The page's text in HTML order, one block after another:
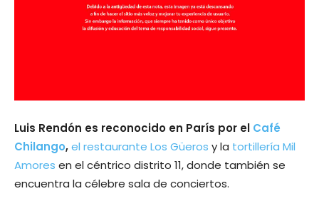
Luis Rendón es reconocido en París por el Café
Chilango,el restaurante Los Güeros y la tortillería Mil
Amores en el céntrico distrito 11, donde también se
encuentra la célebre sala de conciertos.